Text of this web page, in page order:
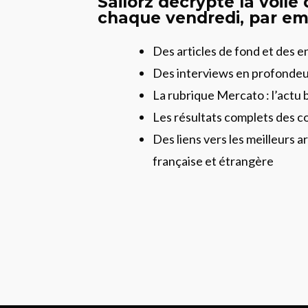
chaque vendredi, par
Des articles de fond et des
Des interviews en
La rubrique Mercato : l’actu
Les résultats complets des
Des liens vers les meilleurs
française et étrangère